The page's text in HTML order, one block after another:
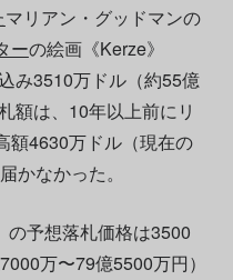
マリアン・グッドマンの
ーの絵画《Kerze》
み3510万ドル（約55億
額は、10年以上前にリ
額4630万ドル（現在の
かなかった。
の予想落札価格は3500
万〜79億5500万円）